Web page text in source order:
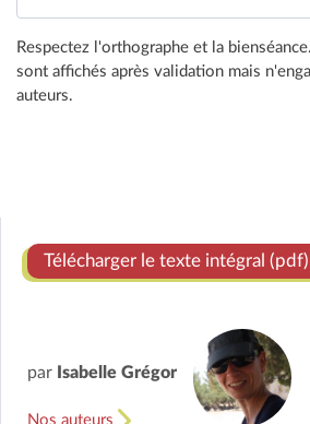
Respectez l'orthographe et la
sont affichés après validation mais
auteurs.
Télécharger le texte intégral (pdf)
par Isabelle Grégor
Nos auteurs